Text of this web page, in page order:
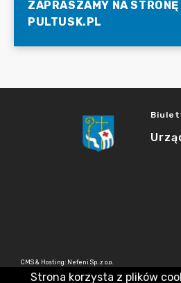
ZAPRASZAMY NA STRONĘ
PULTUSK.PL
CMS & Hosting: Nefeni Sp. z o.o.
Strona korzysta z plików